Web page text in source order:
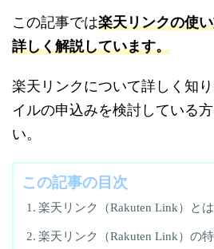
この記事では楽天リンクの使
詳しく解説しています。
楽天リンクについて詳しく知
イルの申込みを検討している
い。
この記事の目次
楽天リンク（Rakuten Link）とは
楽天リンク（Rakuten Link）の